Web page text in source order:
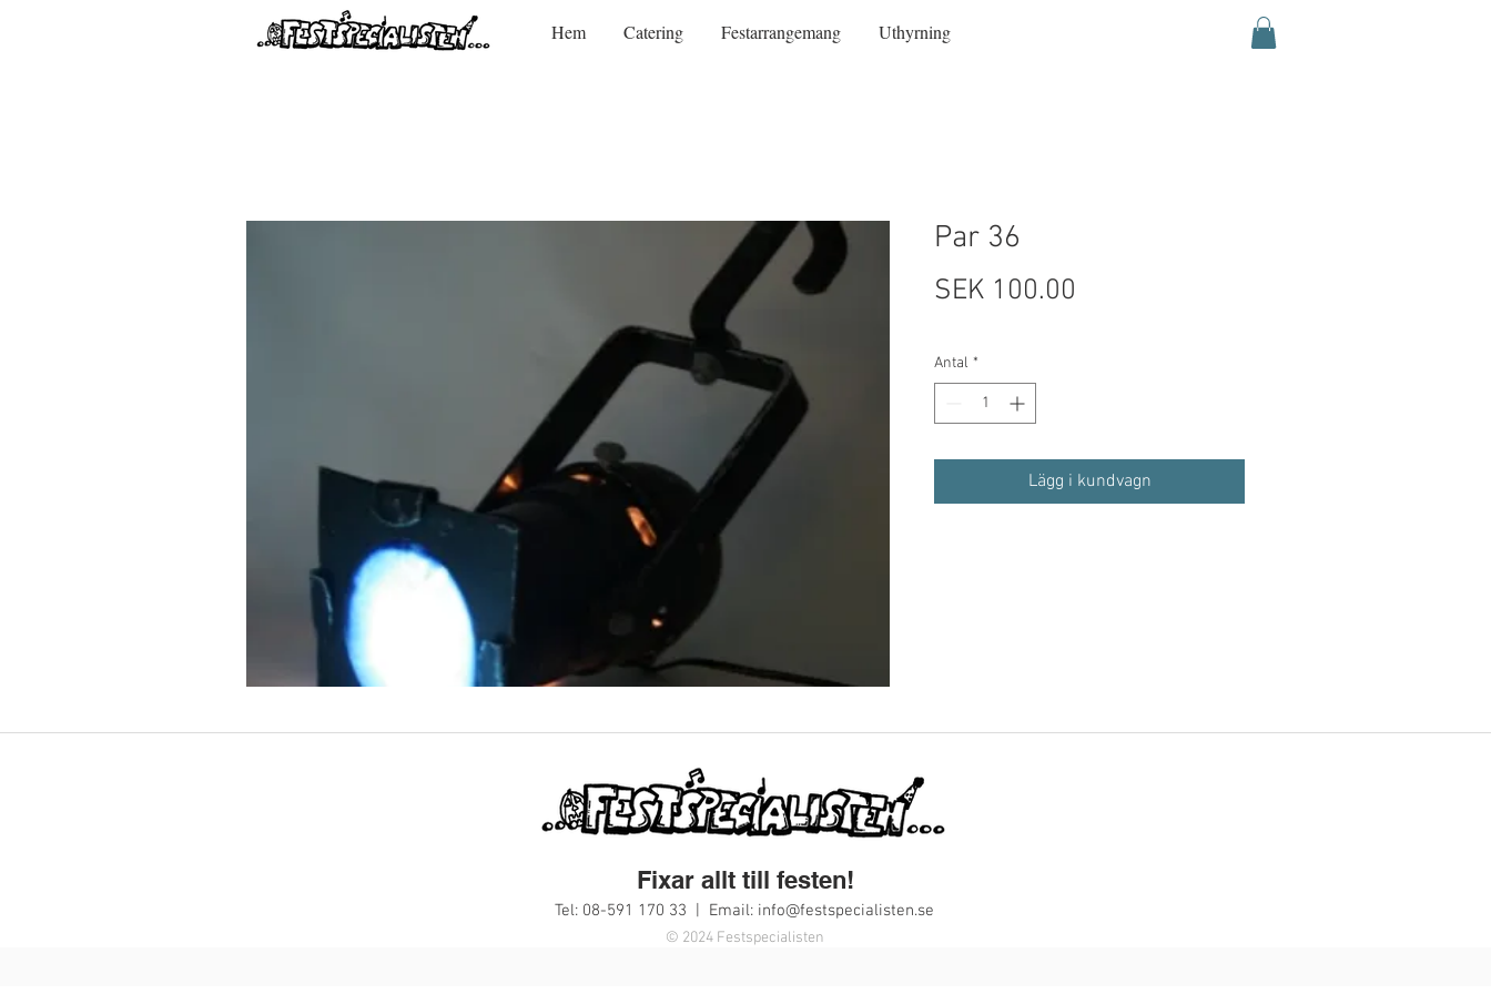
Hem Catering Festarrangemang Uthyrning
Par 36
SEK 100.00
Antal *
Lägg i kundvagn
Fixar allt till festen!
Tel: 08-591 170 33 | Email: info@festspecialisten.se
© 2024 Festspecialisten